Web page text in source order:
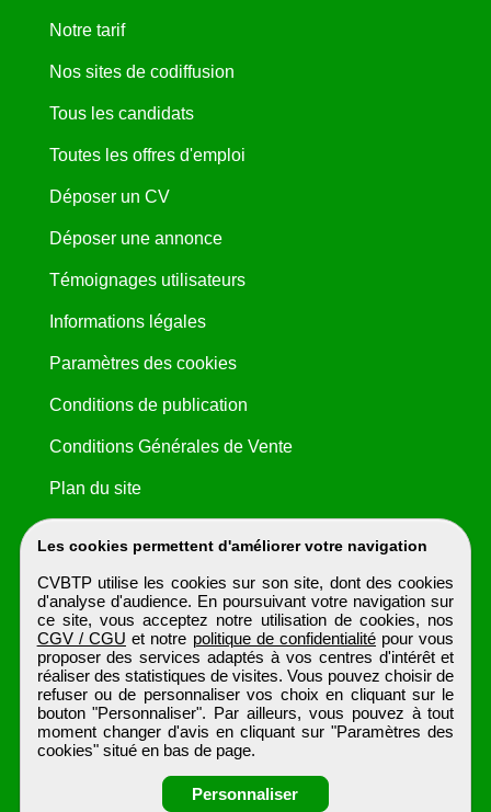
Les cookies permettent d'améliorer votre navigation
CVBTP utilise les cookies sur son site, dont des cookies
d'analyse d'audience. En poursuivant votre navigation sur
ce site, vous acceptez notre utilisation de cookies, nos
CGV / CGU et notre politique de confidentialité pour vous
proposer des services adaptés à vos centres d'intérêt et
réaliser des statistiques de visites. Vous pouvez choisir de
refuser ou de personnaliser vos choix en cliquant sur le
bouton "Personnaliser". Par ailleurs, vous pouvez à tout
moment changer d'avis en cliquant sur "Paramètres des
cookies" situé en bas de page.
Personnaliser
Notre tarif
Nos sites de codiffusion
Tous les candidats
Toutes les offres d'emploi
Déposer un CV
Déposer une annonce
Témoignages utilisateurs
Informations légales
Paramètres des cookies
Conditions de publication
Conditions Générales de Vente
Plan du site